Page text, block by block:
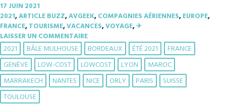
17 JUIN 2021
2021,ARTICLE BUZZ,AVGEEK,COMPAGNIES AÉRIENNES,EUROPE,
FRANCE,TOURISME,VACANCES,VOYAGE,✈︎
LAISSER UN COMMENTAIRE
2021 BÂLE MULHOUSE BORDEAUX ÉTÉ 2021
FRANCE
GENÈVE
LOW-COST LOWCOST LYON
MAROC
MARRAKECH
NANTES NICE ORLY PARIS
SUISSE
TOULOUSE